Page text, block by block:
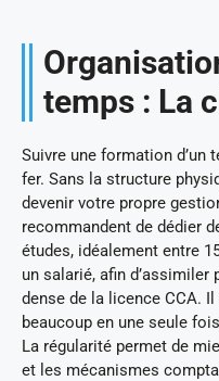
temps : La
Suivre une formation d’un
fer. Sans la structure
devenir votre propre
recommandent de dédier
études, idéalement entre
un salarié, afin
dense de la licence CCA.
beaucoup en une seule
La régularité permet de
et les mécanismes